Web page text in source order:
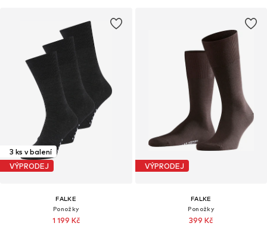
3 ks v balení
VÝPRODEJ
FALKE
Ponožky
1 199 Kč
VÝPRODEJ
FALKE
Ponožky
399 Kč